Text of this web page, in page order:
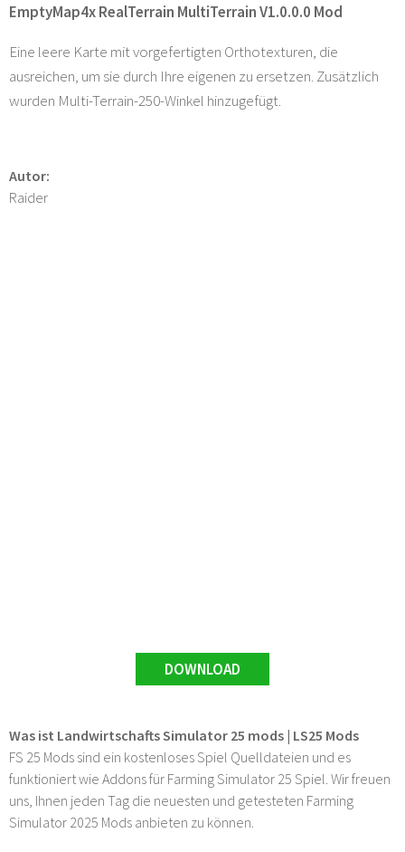
EmptyMap4x RealTerrain MultiTerrain V1.0.0.0 Mod
Eine leere Karte mit vorgefertigten Orthotexturen, die
ausreichen, um sie durch Ihre eigenen zu ersetzen. Zusätzlich
wurden Multi-Terrain-250-Winkel hinzugefügt.
Autor:
Raider
DOWNLOAD
Was ist Landwirtschafts Simulator 25 mods | LS25 Mods
FS 25 Mods sind ein kostenloses Spiel Quelldateien und es
funktioniert wie Addons für Farming Simulator 25 Spiel. Wir freuen
uns, Ihnen jeden Tag die neuesten und getesteten Farming
Simulator 2025 Mods anbieten zu können.